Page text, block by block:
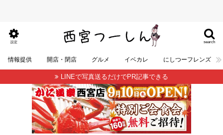
search
設定
情報提供 開店・閉店 グルメ イベカレ にしつーフレンズ
LINEで写真送るだけでPR記事できる